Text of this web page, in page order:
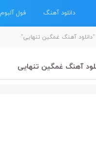
دانلود آهنگ فول آلبوم
آهنگ غمگین تنهایی"
آهنگ غمگین تنهایی